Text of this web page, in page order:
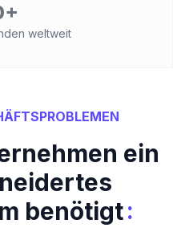
weltweit
ein
benötigt: